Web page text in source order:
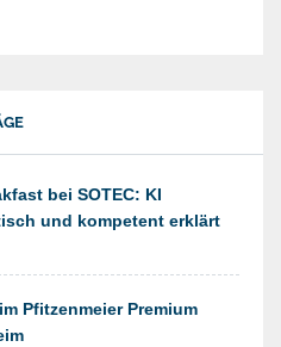
bei SOTEC: KI
und kompetent erklärt
Pfitzenmeier Premium